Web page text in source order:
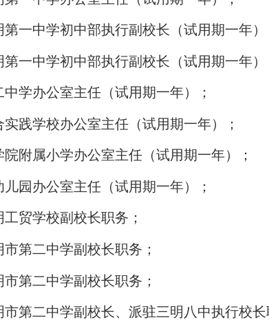
一中学初中部执行副校长（试用期一年）
一中学初中部执行副校长（试用期一年）
学办公室主任（试用期一年）；
践学校办公室主任（试用期一年）；
附属小学办公室主任（试用期一年）；
园办公室主任（试用期一年）；
贸学校副校长职务；
第二中学副校长职务；
第二中学副校长职务；
第二中学副校长、派驻三明八中执行校长